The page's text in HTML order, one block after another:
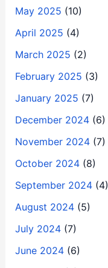
May 2025 (10)
April 2025 (4)
March 2025 (2)
February 2025 (3)
January 2025 (7)
December 2024(6)
November 2024(7)
October 2024(8)
September 2024(4)
August 2024(5)
July 2024(7)
June 2024(6)